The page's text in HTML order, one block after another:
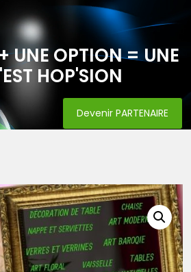
UNE OPTION = UNE
HOP'SION
Devenir PARTENAIRE